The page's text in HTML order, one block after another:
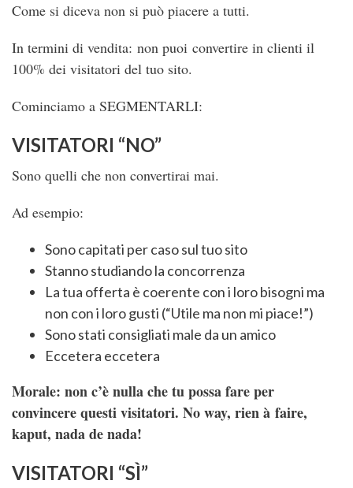
Come si diceva non si può piacere a tutti.
In termini di vendita: non puoi convertire in clienti il
100% dei visitatori del tuo sito.
Cominciamo a SEGMENTARLI:
VISITATORI “NO”
Sono quelli che non convertirai mai.
Ad esempio:
Sono capitati per caso sul tuo sito
Stanno studiando la concorrenza
La tua offerta è coerente con i loro bisogni ma
non con i loro gusti (“Utile ma non mi piace!”)
Sono stati consigliati male da un amico
Eccetera eccetera
Morale: non c’è nulla che tu possa fare per
convincere questi visitatori. No way, rien à faire,
kaput, nada de nada!
VISITATORI “SÌ”